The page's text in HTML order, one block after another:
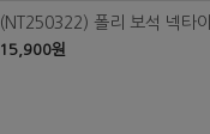
(NT250322) 폴리 보석 넥타이
15,900원